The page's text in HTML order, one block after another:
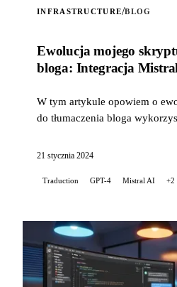
INFRASTRUCTURE/BLOG
Ewolucja mojego
bloga: Integracja
W tym artykule opowiem o
do tłumaczenia bloga
21 stycznia 2024
Traduction GPT-4 Mistral AI +2